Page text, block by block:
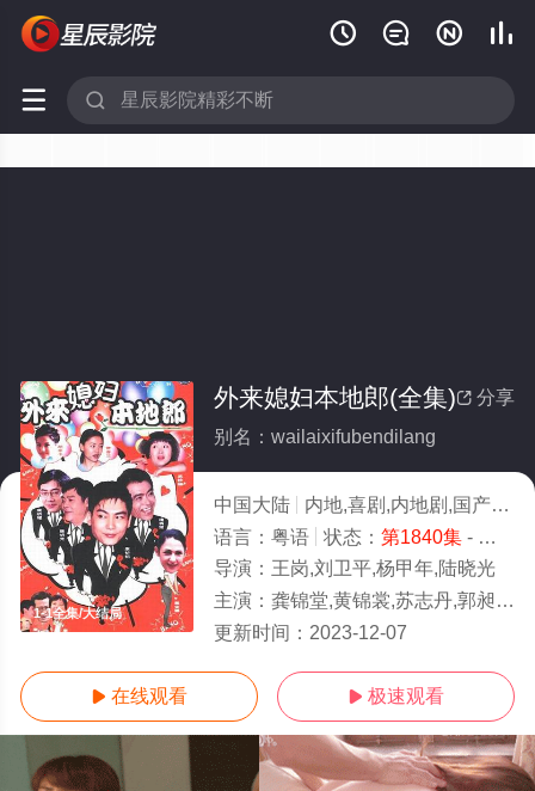
   
 
1-1全集/大结局
 分享
外来媳妇本地郎(全集)
别名：wailaixifubendilang
中国大陆 内地,喜剧,内地剧,国产
语言： 粤语 状态： 第1840集- 免费在线观看
导演： 王岗,刘卫平,杨甲年,陆晓光
主演： 龚锦堂,黄锦裳,苏志丹,郭昶,彭新智,徐若琪,丁玲,虎艳芬,钱莹,郝莲露,李俊毅
更新时间： 2023-12-07
 在线观看  极速观看